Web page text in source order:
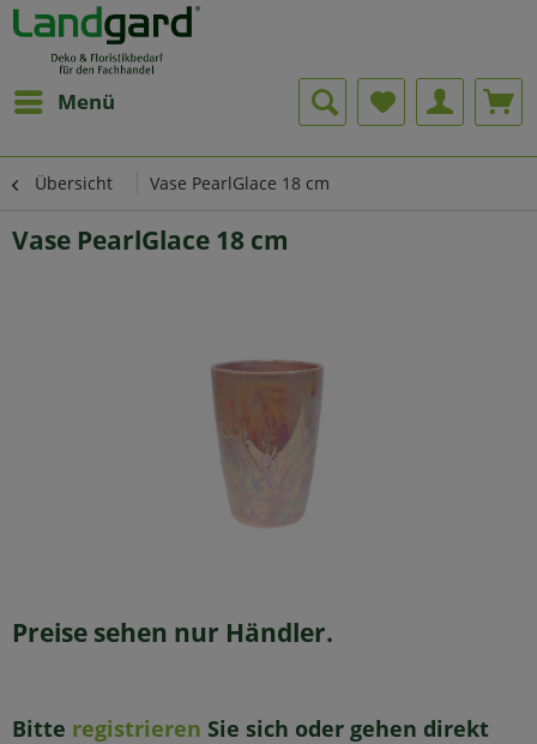
Menü
Übersicht Vase PearlGlace 18 cm
Vase PearlGlace 18 cm
Preise sehen nur Händler.
Bitte registrieren Sie sich oder gehen direkt